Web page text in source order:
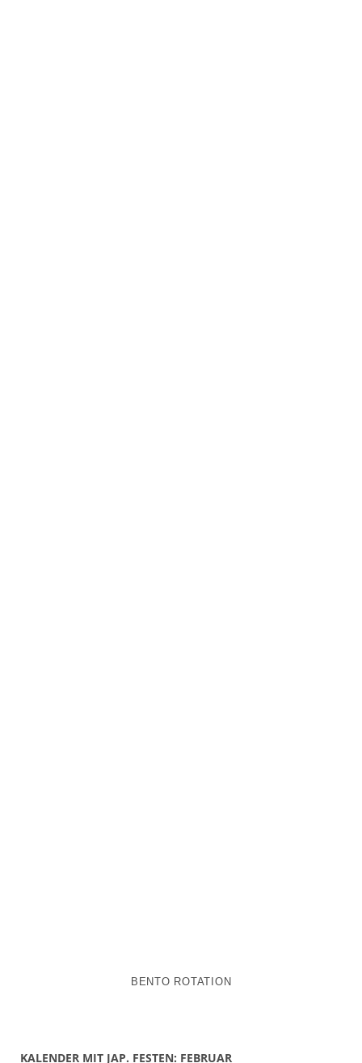
BENTO ROTATION
KALENDER MIT JAP. FESTEN: FEBRUAR